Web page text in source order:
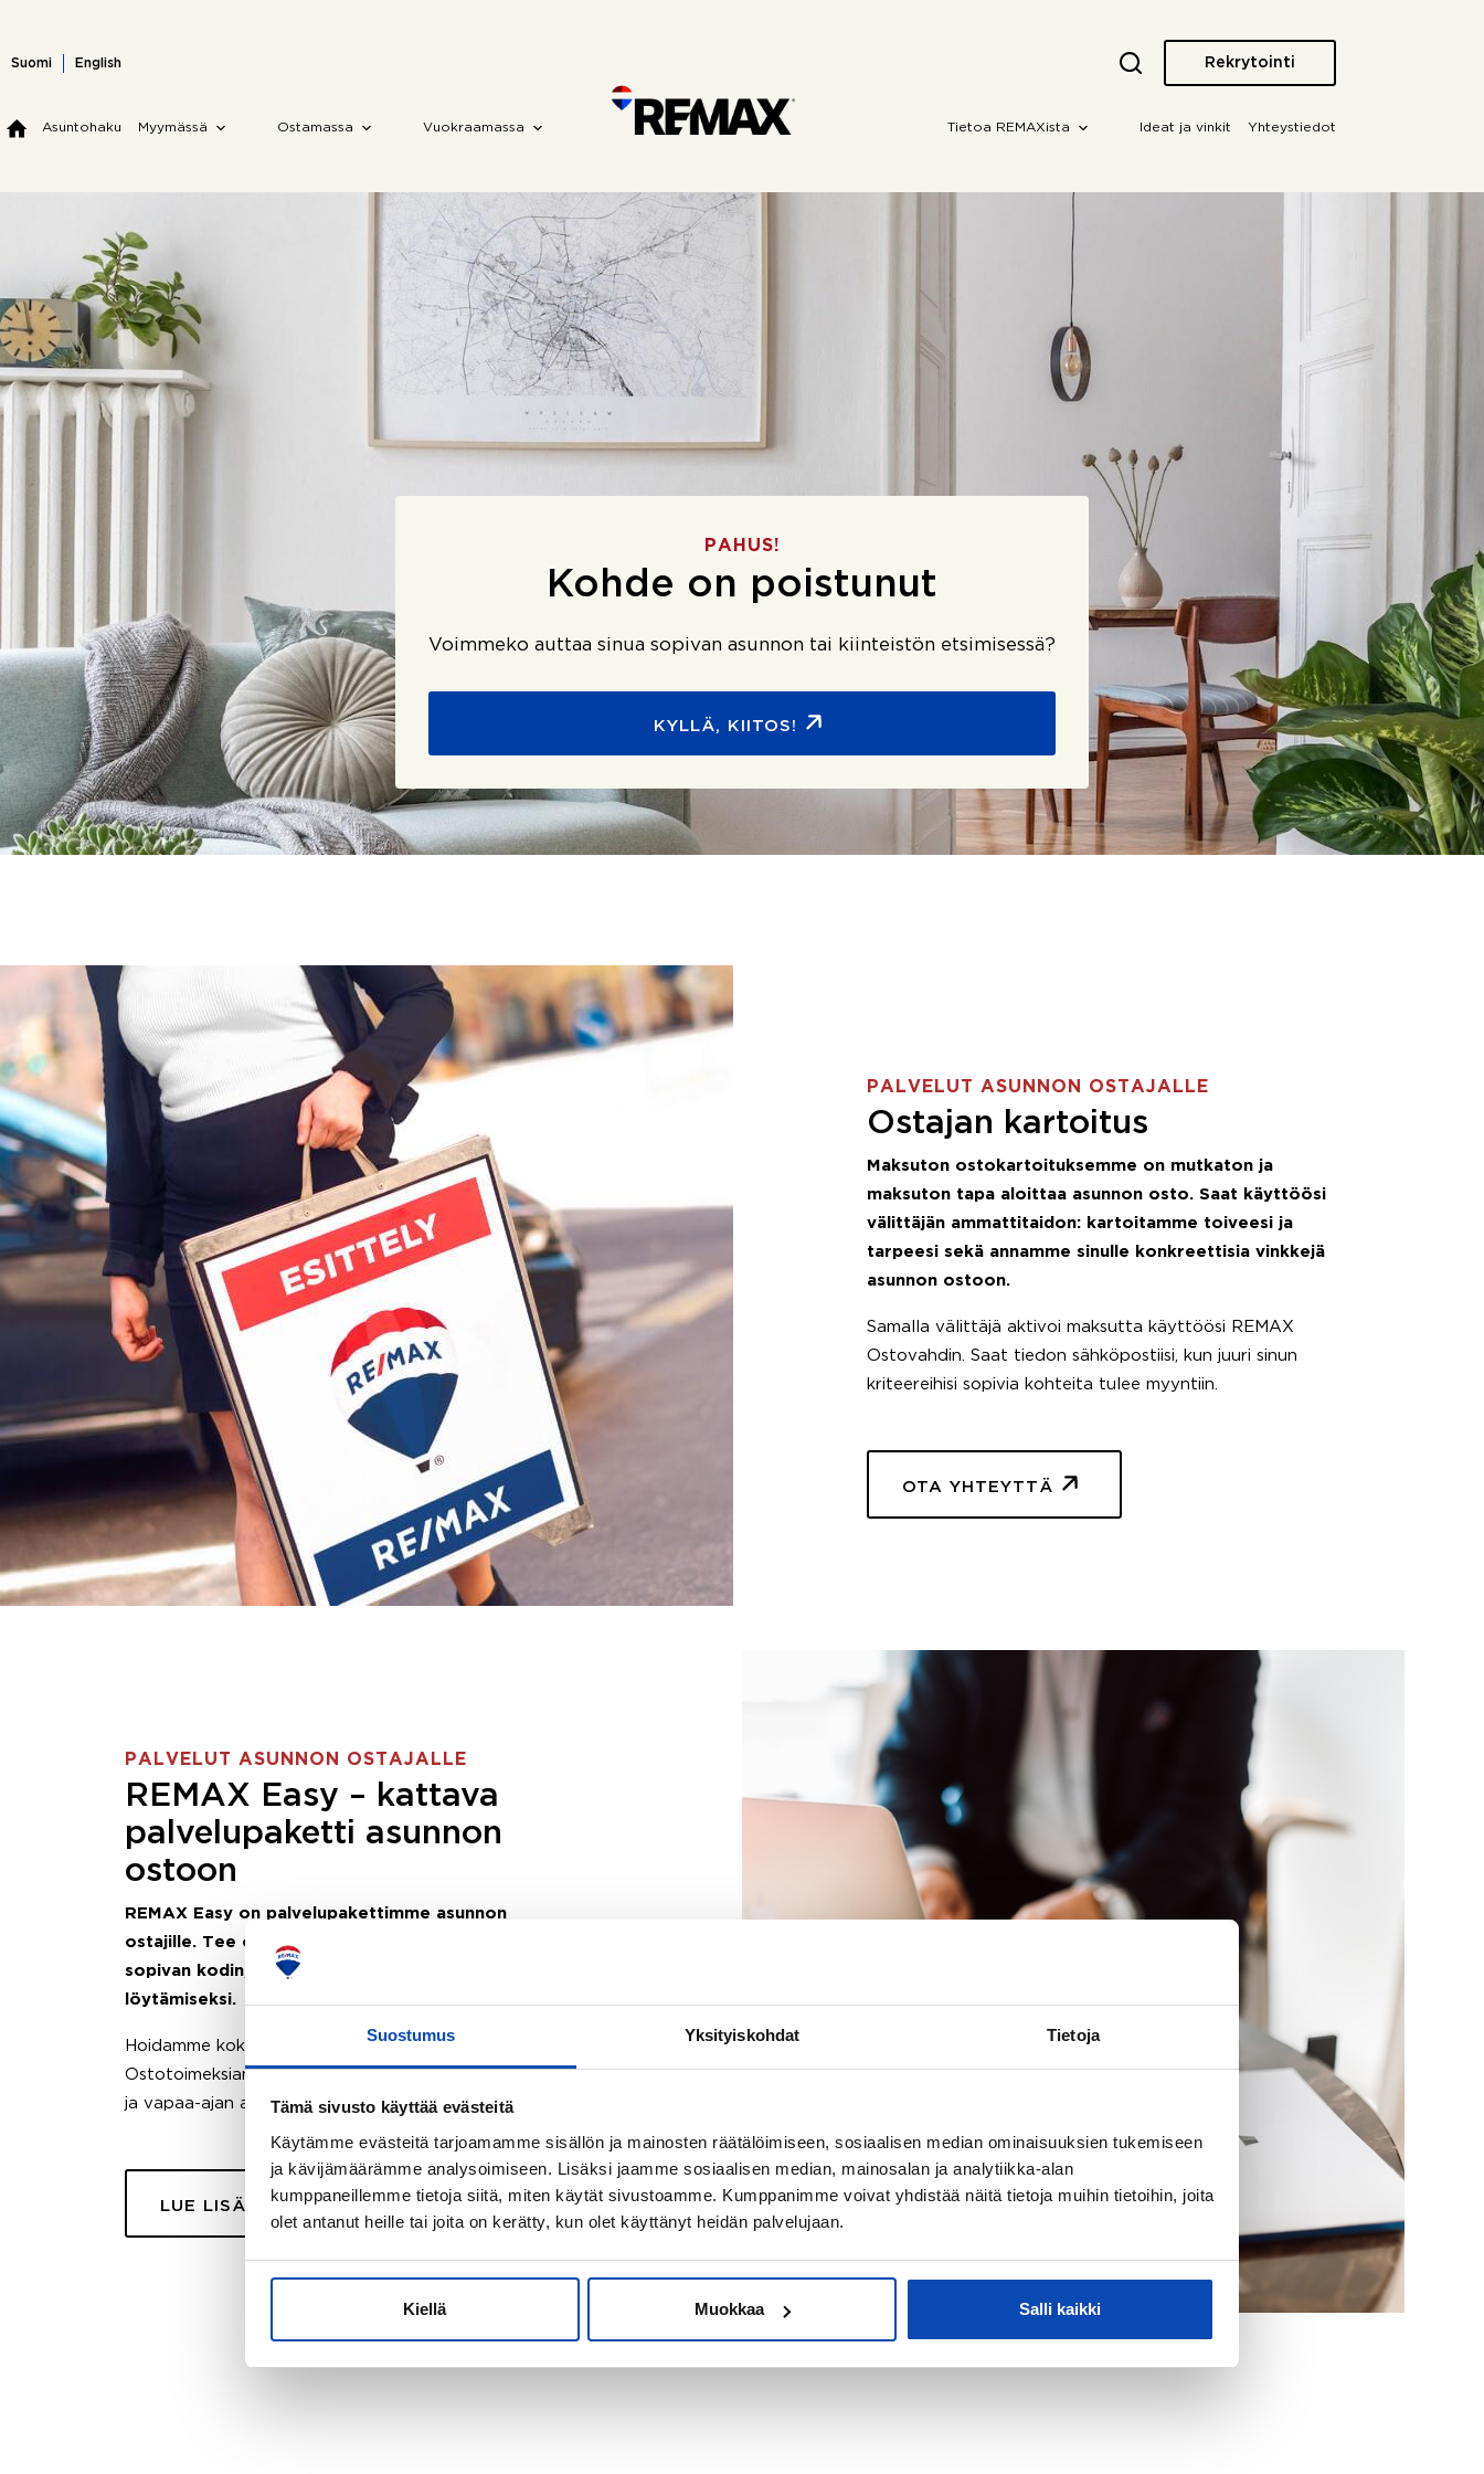
Suostumus Yksityiskohdat Tietoja
Tämä sivusto käyttää evästeitä
Käytämme evästeitä tarjoamamme sisällön ja mainosten räätälöimiseen, sosiaalisen median ominaisuuksien tukemiseen
ja kävijämäärämme analysoimiseen. Lisäksi jaamme sosiaalisen median, mainosalan ja analytiikka-alan
kumppaneillemme tietoja siitä, miten käytät sivustoamme. Kumppanimme voivat yhdistää näitä tietoja muihin tietoihin, joita
olet antanut heille tai joita on kerätty, kun olet käyttänyt heidän palvelujaan.
Kiellä Muokkaa Salli kaikki
content
Suomi English Rekrytointi
Asuntohaku Myymässä Ostamassa Vuokraamassa Tietoa REMAXista Ideat ja vinkit Yhteystiedot
PAHUS!
Kohde on poistunut
Voimmeko auttaa sinua sopivan asunnon tai kiinteistön etsimisessä?
KYLLÄ, KIITOS!
PALVELUT ASUNNON OSTAJALLE
Ostajan kartoitus
Maksuton ostokartoituksemme on mutkaton ja
maksuton tapa aloittaa asunnon osto. Saat käyttöösi
välittäjän ammattitaidon: kartoitamme toiveesi ja
tarpeesi sekä annamme sinulle konkreettisia vinkkejä
asunnon ostoon.
Samalla välittäjä aktivoi maksutta käyttöösi REMAX
Ostovahdin. Saat tiedon sähköpostiisi, kun juuri sinun
kriteereihisi sopivia kohteita tulee myyntiin.
OTA YHTEYTTÄ
PALVELUT ASUNNON OSTAJALLE
REMAX Easy – kattava
palvelupaketti asunnon
ostoon
REMAX Easy on palvelupakettimme asunnon
ostajille. Tee ostotoimeksianto ja etsimme juuri sinulle
sopivan kodin, eikä sinun tarvitse nähdä vaivaa sen
löytämiseksi.
Hoidamme koko ostoprosessin puolestasi.
Ostotoimeksiantopalvelumme sopii myös esimerkiksi sijoitus-
ja vapaa-ajan asuntojen ostoon.
LUE LISÄÄ